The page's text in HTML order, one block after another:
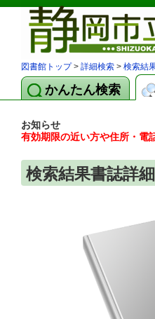
図書館トップ> 詳細検索 > 検索結
かんたん検索
お知らせ
有効期限の近い方や住所・電
検索結果書誌詳細